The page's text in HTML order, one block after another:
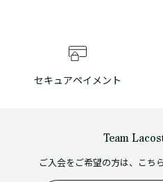
セキュアペイメント
Team
ご入会をご希望の方は、こち